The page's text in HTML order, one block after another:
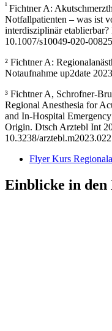
¹ Fichtner A:
Notfallpatienten – was ist
interdisziplinär
10.1007/s10049-020-
² Fichtner A:
Notaufnahme up2date
³ Fichtner A, Schrofner-
Regional Anesthesia for
and In-Hospital
Origin. Dtsch Arztebl Int
10.3238/
Flyer Kurs
Einblicke in den